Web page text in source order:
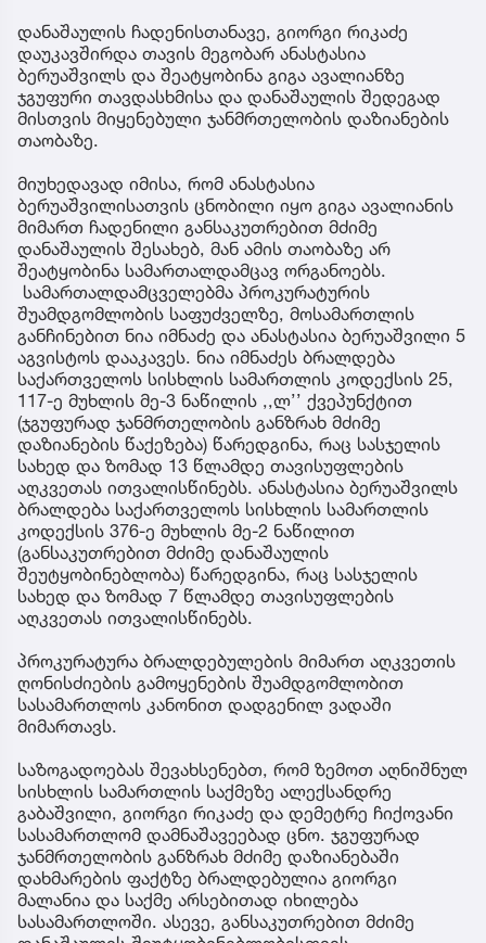
დანაშაულის ჩადენისთანავე, გიორგი რიკაძე
დაუკავშირდა თავის მეგობარ ანასტასია
ბერუაშვილს და შეატყობინა გიგა ავალიანზე
ჯგუფური თავდასხმისა და დანაშაულის შედეგად
მისთვის მიყენებული ჯანმრთელობის დაზიანების
თაობაზე.
მიუხედავად იმისა, რომ ანასტასია
ბერუაშვილისათვის ცნობილი იყო გიგა ავალიანის
მიმართ ჩადენილი განსაკუთრებით მძიმე
დანაშაულის შესახებ, მან ამის თაობაზე არ
შეატყობინა სამართალდამცავ ორგანოებს.
სამართალდამცველებმა პროკურატურის
შუამდგომლობის საფუძველზე, მოსამართლის
განჩინებით ნია იმნაძე და ანასტასია ბერუაშვილი 5
აგვისტოს დააკავეს. ნია იმნაძეს ბრალდება
საქართველოს სისხლის სამართლის კოდექსის 25,
117-ე მუხლის მე-3 ნაწილის ,,ლ’’ ქვეპუნქტით
(ჯგუფურად ჯანმრთელობის განზრახ მძიმე
დაზიანების წაქეზება) წარედგინა, რაც სასჯელის
სახედ და ზომად 13 წლამდე თავისუფლების
აღკვეთას ითვალისწინებს. ანასტასია ბერუაშვილს
ბრალდება საქართველოს სისხლის სამართლის
კოდექსის 376-ე მუხლის მე-2 ნაწილით
(განსაკუთრებით მძიმე დანაშაულის
შეუტყობინებლობა) წარედგინა, რაც სასჯელის
სახედ და ზომად 7 წლამდე თავისუფლების
აღკვეთას ითვალისწინებს.
პროკურატურა ბრალდებულების მიმართ აღკვეთის
ღონისძიების გამოყენების შუამდგომლობით
სასამართლოს კანონით დადგენილ ვადაში
მიმართავს.
საზოგადოებას შევახსენებთ, რომ ზემოთ აღნიშნულ
სისხლის სამართლის საქმეზე ალექსანდრე
გაბაშვილი, გიორგი რიკაძე და დემეტრე ჩიქოვანი
სასამართლომ დამნაშავეებად ცნო. ჯგუფურად
ჯანმრთელობის განზრახ მძიმე დაზიანებაში
დახმარების ფაქტზე ბრალდებულია გიორგი
მალანია და საქმე არსებითად იხილება
სასამართლოში. ასევე, განსაკუთრებით მძიმე